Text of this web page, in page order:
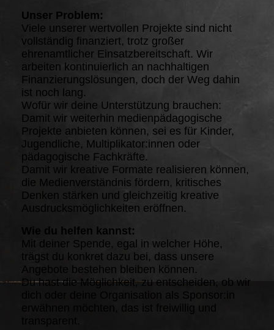
Unser Problem:
Viele unserer wertvollen Projekte sind nicht
vollständig finanziert, trotz großer
ehrenamtlicher Einsatzbereitschaft. Wir
arbeiten kontinuierlich an nachhaltigen
Finanzierungslösungen, doch der Weg dahin
ist noch lang.
Wofür wir deine Unterstützung brauchen:
Damit wir weiterhin medienpädagogische
Projekte anbieten können, sei es für Kinder,
Jugendliche, Multiplikator:innen oder
pädagogische Fachkräfte.
Damit wir kreative Formate realisieren können,
die Medienverständnis fördern, kritisches
Denken stärken und gleichzeitig kreative
Ausdrucksmöglichkeiten eröffnen.
Wie du helfen kannst:
Mit deiner Spende, egal in welcher Höhe,
trägst du konkret dazu bei, dass unsere
Angebote bestehen bleiben können.
Du hast die Möglichkeit, zu entscheiden, ob wir
dich oder deine Organisation als Sponsor:in
erwähnen möchten, das ist freiwillig und